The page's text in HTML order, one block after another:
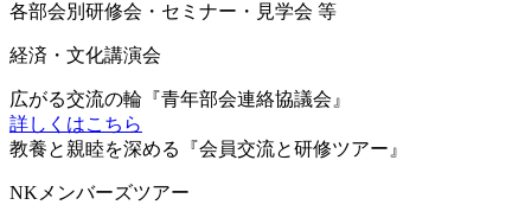
各部会別研修会・セミナー・見学会 等
経済・文化講演会
広がる交流の輪『青年部会連絡協議会』
詳しくはこちら
教養と親睦を深める『会員交流と研修ツアー』
NKメンバーズツアー